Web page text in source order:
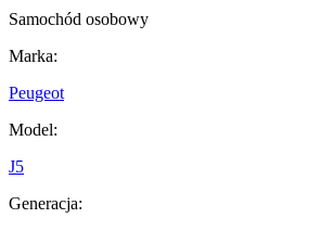
Samochód osobowy
Marka:
Peugeot
Model:
J5
Generacja: